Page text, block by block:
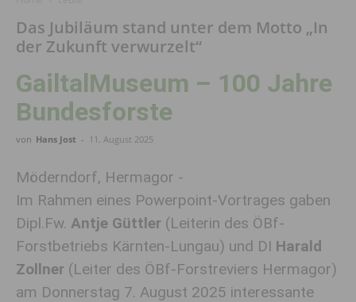
Das Jubiläum stand unter dem Motto „In
der Zukunft verwurzelt“
GailtalMuseum – 100 Jahre
Bundesforste
von Hans Jost - 11. August 2025
Möderndorf, Hermagor -
Im Rahmen eines Powerpoint-Vortrages gaben
Dipl.Fw. Antje Güttler (Leiterin des ÖBf-
Forstbetriebs Kärnten-Lungau) und DI Harald
Zollner (Leiter des ÖBf-Forstreviers Hermagor)
am Donnerstag 7. August 2025 interessante